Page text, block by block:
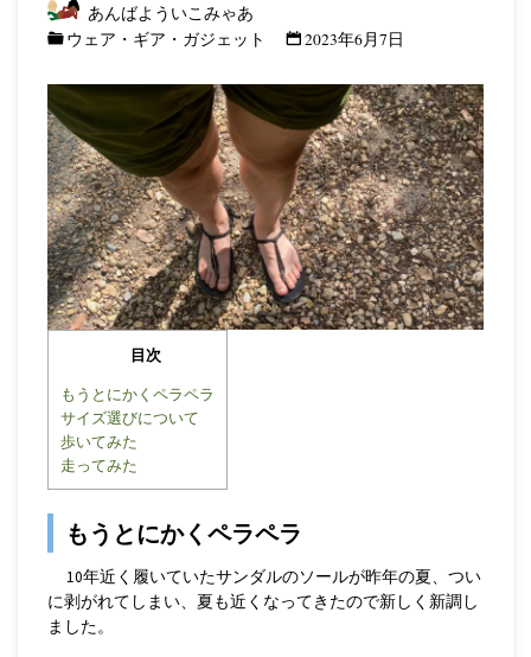
あんばよういこみゃあ
ウェア・ギア・ガジェット
2023年6月7日
目次
もうとにかくペラペラ
サイズ選びについて
歩いてみた
走ってみた
もうとにかくペラペラ
10年近く履いていたサンダルのソールが昨年の夏、つい
に剥がれてしまい、夏も近くなってきたので新しく新調し
ました。